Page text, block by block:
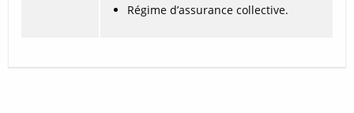
Régime d’assurance collective.